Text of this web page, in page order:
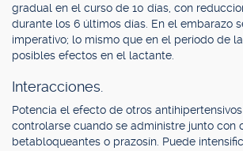
gradual en el curso de 10 días, con
durante los 6 últimos días. En el embarazo
imperativo; lo mismo que en el período de
posibles efectos en el lactante.
Interacciones.
Potencia el efecto de otros
controlarse cuando se administre junto con
betabloqueantes o prazosín. Puede